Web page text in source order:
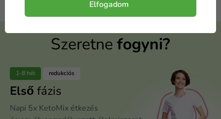
Szeretne fogyni?
1-8 hét redukciós
Első fázis
Napi 5x KetoMix étkezés
Elfogadom